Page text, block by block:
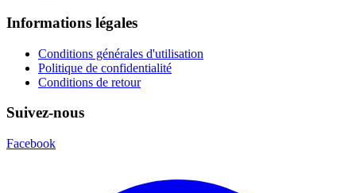
Informations légales
Conditions générales d'utilisation
Politique de confidentialité
Conditions de retour
Suivez-nous
Facebook